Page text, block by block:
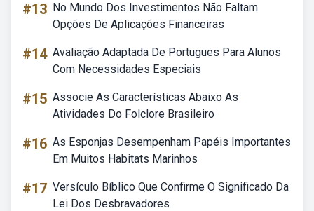
#13 No Mundo Dos Investimentos Não Faltam
Opções De Aplicações Financeiras
#14 Avaliação Adaptada De Portugues Para Alunos
Com Necessidades Especiais
#15 Associe As Características Abaixo As
Atividades Do Folclore Brasileiro
#16 As Esponjas Desempenham Papéis Importantes
Em Muitos Habitats Marinhos
#17 Versículo Bíblico Que Confirme O Significado Da
Lei Dos Desbravadores